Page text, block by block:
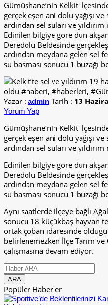
Gümüşhane’nin Kelkit
gerçekleşen ani dolu yağışı ve
ardından sel suları ve
Edinilen bilgiye göre dün
Deredolu Beldesinde
ardından meydana gelen sel
su basması sonucu 1 buzağı
Yazar : admin Tarih : 13
Yorum Yap
Gümüşhane’nin Kelkit
gerçekleşen ani dolu yağışı ve
ardından sel suları ve
Edinilen bilgiye göre dün
Deredolu Beldesinde
ardından meydana gelen sel
su basması sonucu 1 buzağı
Aynı saatlerde ilçeye bağlı
sonucu 18 küçükbaş hayvan
ortak çoban idaresinde
belirlenemezken İlçe Tarım
çalışmasına devam ediyor.
Popüler Haberler